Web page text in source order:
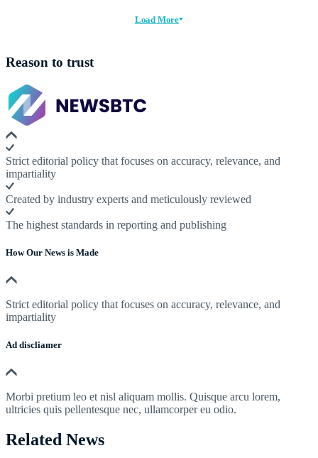
Load More
Reason to trust
Strict editorial policy that focuses on accuracy, relevance, and
impartiality
Created by industry experts and meticulously reviewed
The highest standards in reporting and publishing
How Our News is Made
Strict editorial policy that focuses on accuracy, relevance, and
impartiality
Ad discliamer
Morbi pretium leo et nisl aliquam mollis. Quisque arcu lorem,
ultricies quis pellentesque nec, ullamcorper eu odio.
Related News